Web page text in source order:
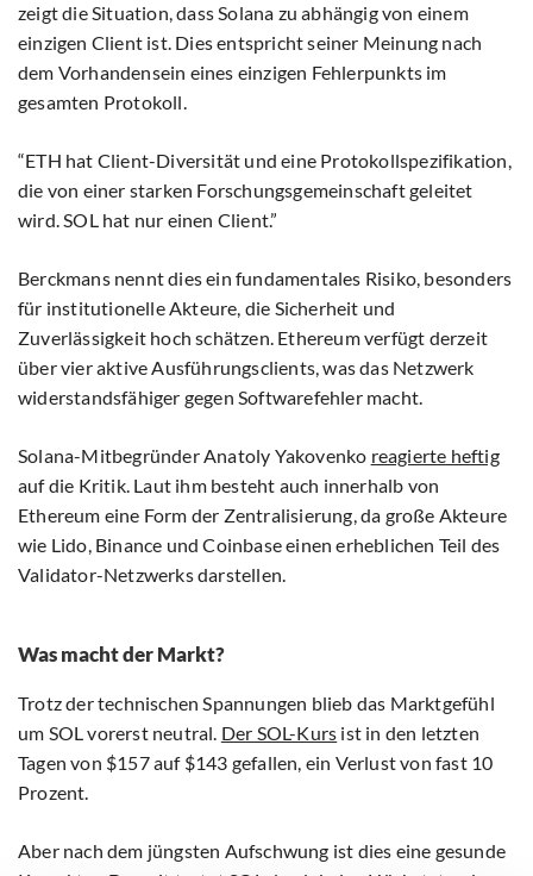
zeigt die Situation, dass Solana zu abhängig von einem
einzigen Client ist. Dies entspricht seiner Meinung nach
dem Vorhandensein eines einzigen Fehlerpunkts im
gesamten Protokoll.
“ETH hat Client-Diversität und eine Protokollspezifikation,
die von einer starken Forschungsgemeinschaft geleitet
wird. SOL hat nur einen Client.”
Berckmans nennt dies ein fundamentales Risiko, besonders
für institutionelle Akteure, die Sicherheit und
Zuverlässigkeit hoch schätzen. Ethereum verfügt derzeit
über vier aktive Ausführungsclients, was das Netzwerk
widerstandsfähiger gegen Softwarefehler macht.
Solana-Mitbegründer Anatoly Yakovenko reagierte heftig
auf die Kritik. Laut ihm besteht auch innerhalb von
Ethereum eine Form der Zentralisierung, da große Akteure
wie Lido, Binance und Coinbase einen erheblichen Teil des
Validator-Netzwerks darstellen.
Was macht der Markt?
Trotz der technischen Spannungen blieb das Marktgefühl
um SOL vorerst neutral. Der SOL-Kurs ist in den letzten
Tagen von $157 auf $143 gefallen, ein Verlust von fast 10
Prozent.
Aber nach dem jüngsten Aufschwung ist dies eine gesunde